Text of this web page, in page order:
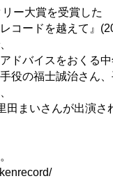
ー大賞を受賞した
コードを越えて』
ドバイスをおくる
役の福士誠治さん
田まいさんが出演さ